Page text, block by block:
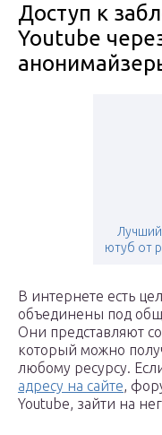
Доступ к
Youtube
ютуб от
В интернете есть
объединены под
Они представляют
который можно
любому ресурсу.
адресу на сайте,
Youtube, зайти на